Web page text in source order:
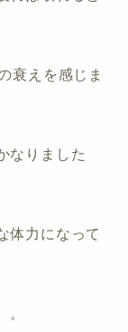
衰えを感じま
なりました
体力になって
。